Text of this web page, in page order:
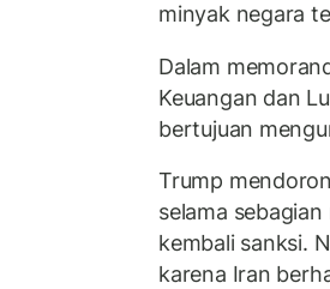
minyak negara
Dalam
Keuangan dan
bertujuan
Trump
selama
kembali sanksi.
karena Iran